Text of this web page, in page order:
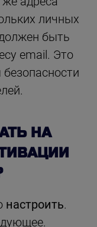
личных
быть
email. Это
НА
настроить.